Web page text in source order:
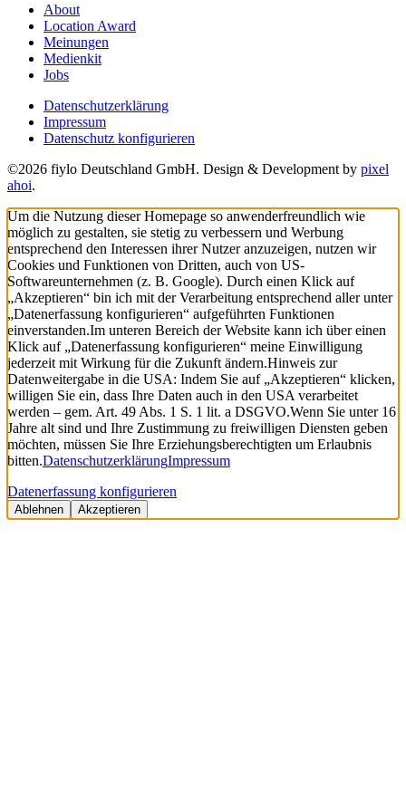
About
Location Award
Meinungen
Medienkit
Jobs
Datenschutzerklärung
Impressum
Datenschutz konfigurieren
©2026 fiylo Deutschland GmbH. Design & Development by pixel
ahoi.
Um die Nutzung dieser Homepage so anwenderfreundlich wie
möglich zu gestalten, sie stetig zu verbessern und Werbung
entsprechend den Interessen ihrer Nutzer anzuzeigen, nutzen wir
Cookies und Funktionen von Dritten, auch von US-
Softwareunternehmen (z. B. Google). Durch einen Klick auf
„Akzeptieren“ bin ich mit der Verarbeitung entsprechend aller unter
„Datenerfassung konfigurieren“ aufgeführten Funktionen
einverstanden.Im unteren Bereich der Website kann ich über einen
Klick auf „Datenerfassung konfigurieren“ meine Einwilligung
jederzeit mit Wirkung für die Zukunft ändern.Hinweis zur
Datenweitergabe in die USA: Indem Sie auf „Akzeptieren“ klicken,
willigen Sie ein, dass Ihre Daten auch in den USA verarbeitet
werden – gem. Art. 49 Abs. 1 S. 1 lit. a DSGVO.Wenn Sie unter 16
Jahre alt sind und Ihre Zustimmung zu freiwilligen Diensten geben
möchten, müssen Sie Ihre Erziehungsberechtigten um Erlaubnis
bitten.DatenschutzerklärungImpressum
Datenerfassung konfigurieren
Ablehnen Akzeptieren